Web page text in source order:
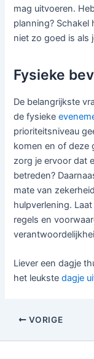
mag uitvoeren.
planning? Schakel
niet zo goed is als
Fysieke
De belangrijkste
de fysieke
prioriteitsniveau
komen en of deze
zorg je ervoor dat
betreden?
mate van
hulpverlening.
regels en
Liever een dagje
het leukstedagje
VORIGE